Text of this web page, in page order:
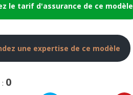
le tarif d'assurance de ce modèle
une expertise de ce modèle
0